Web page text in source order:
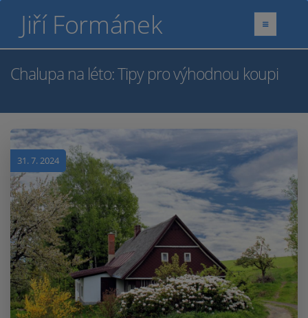
Jiří Formánek
Chalupa na léto: Tipy pro výhodnou koupi
31. 7. 2024